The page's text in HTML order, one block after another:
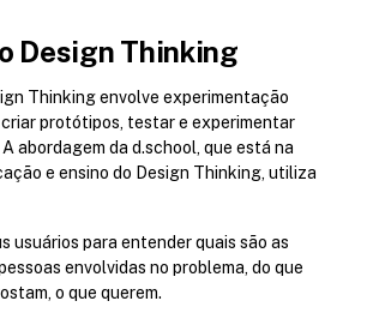
Design Thinking
Thinking envolve experimentação
protótipos, testar e experimentar
abordagem da d.school, que está na
e ensino do Design Thinking, utiliza
usuários para entender quais são as
envolvidas no problema, do que
o que querem.